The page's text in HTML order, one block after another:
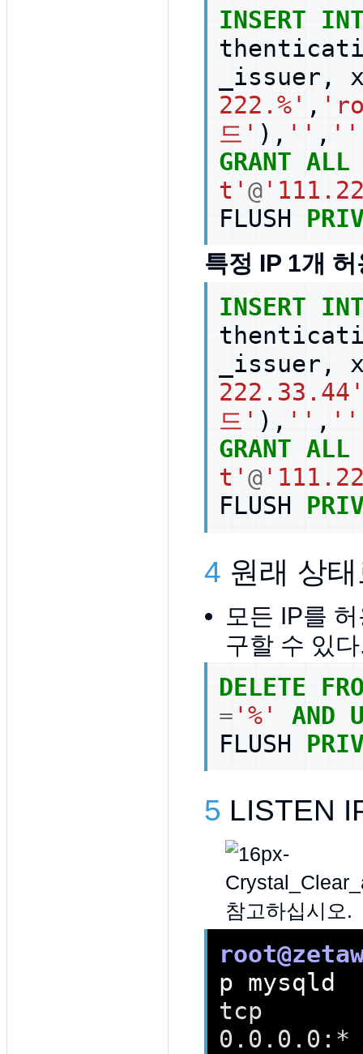
INSERT
_issuer ,
222.%' ,
드' ), '' , ''
GRANT ALL
t'@
FLUSH
특정 IP 1개
INSERT
_issuer ,
드' ), '' , ''
GRANT ALL
t'@
FLUSH
4 원래 상
모든 IP를
구할 수 있
DELETE
= '%' AND
FLUSH
5 LISTEN
참고하십시오.
tcp